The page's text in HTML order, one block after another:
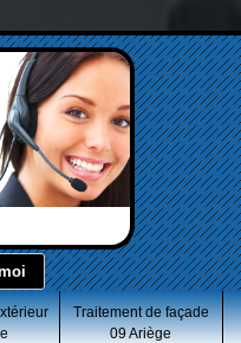
Traitement de façade
09 Ariège